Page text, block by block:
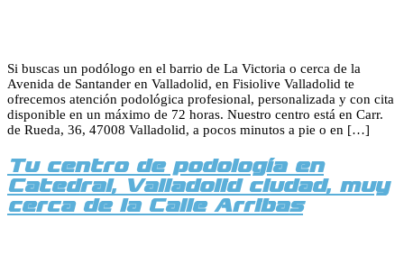
Si buscas un podólogo en el barrio de La Victoria o cerca de la
Avenida de Santander en Valladolid, en Fisiolive Valladolid te
ofrecemos atención podológica profesional, personalizada y con cita
disponible en un máximo de 72 horas. Nuestro centro está en Carr.
de Rueda, 36, 47008 Valladolid, a pocos minutos a pie o en […]
Tu centro de podología en
Catedral, Valladolid ciudad, muy
cerca de la Calle Arribas